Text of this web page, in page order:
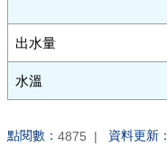
出水量
水溫
點閱數： 4875 資料更新：